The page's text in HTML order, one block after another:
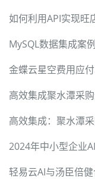
如何利用API实现旺
MySQL数据集成案
金蝶云星空费用应
高效集成聚水潭采
高效集成：聚水潭
2024年中小型企业
轻易云AI与汤臣倍